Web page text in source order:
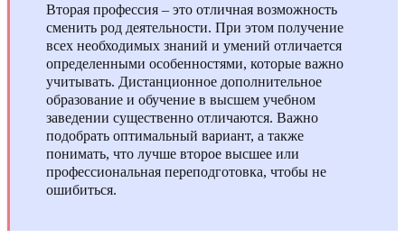
Вторая профессия – это отличная возможность
сменить род деятельности. При этом получение
всех необходимых знаний и умений отличается
определенными особенностями, которые важно
учитывать. Дистанционное дополнительное
образование и обучение в высшем учебном
заведении существенно отличаются. Важно
подобрать оптимальный вариант, а также
понимать, что лучше второе высшее или
профессиональная переподготовка, чтобы не
ошибиться.